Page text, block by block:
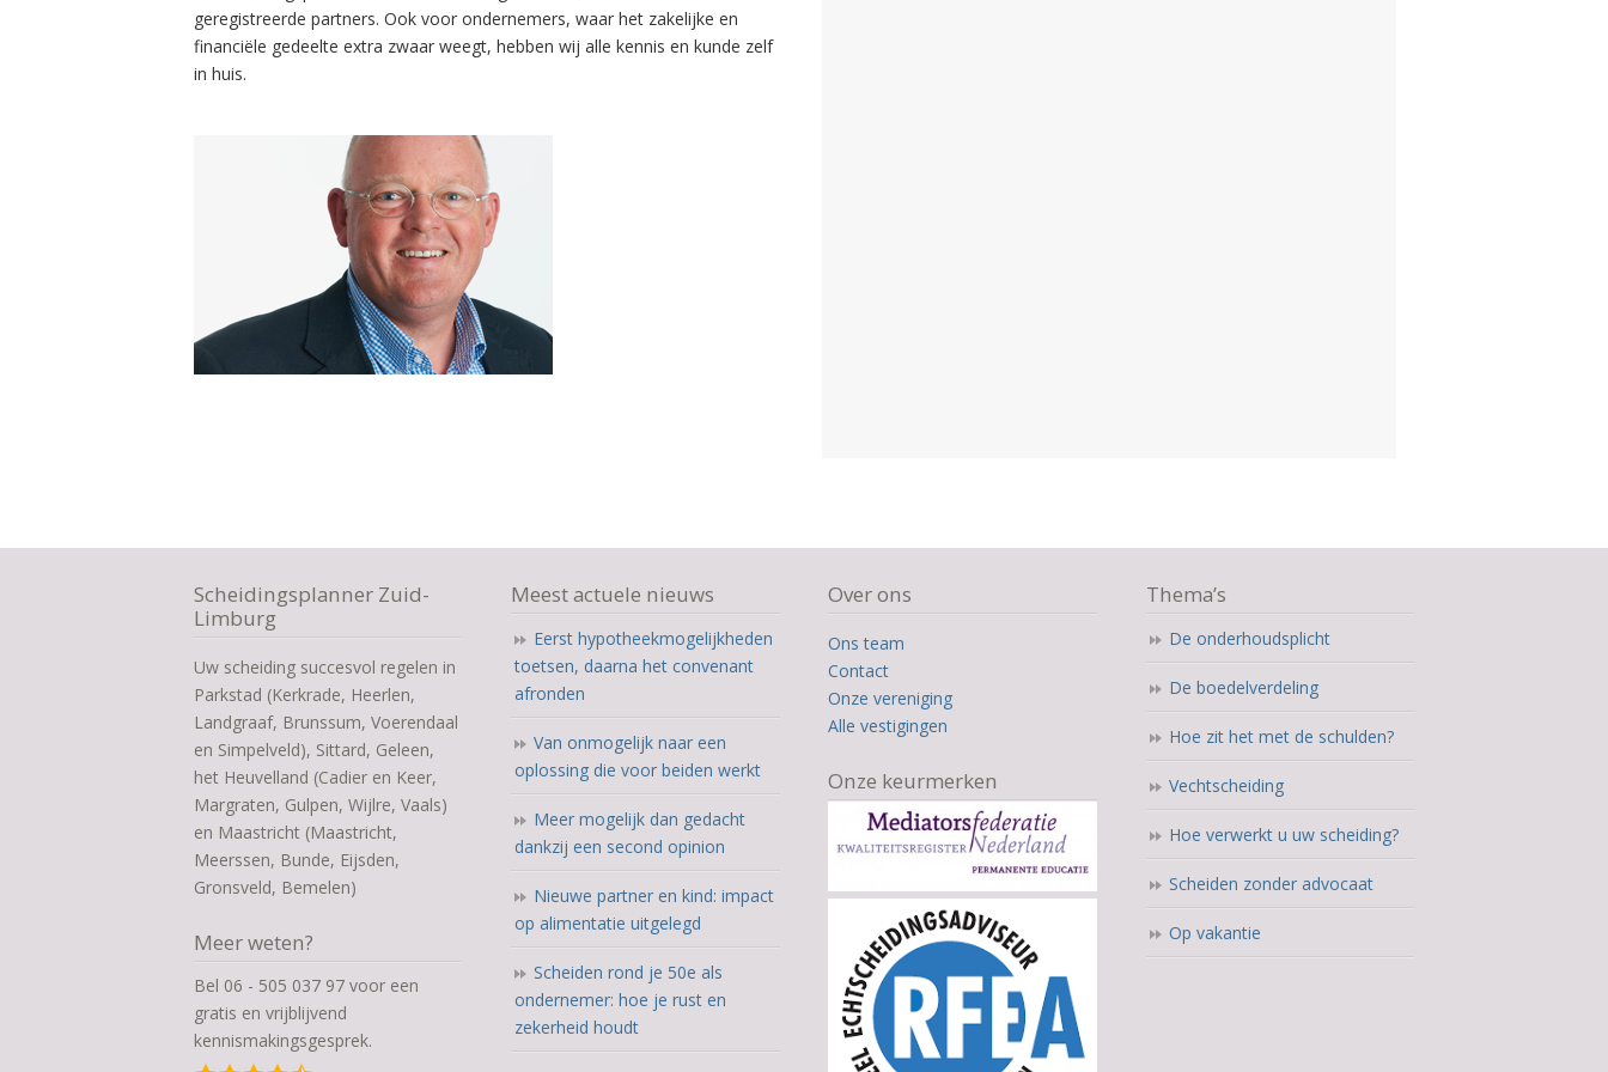
geregistreerde partners. Ook voor ondernemers, waar het zakelijke en
financiële gedeelte extra zwaar weegt, hebben wij alle kennis en kunde zelf
in huis.
Scheidingsplanner Zuid-
Limburg
Uw scheiding succesvol regelen in
Parkstad (Kerkrade, Heerlen,
Landgraaf, Brunssum, Voerendaal
en Simpelveld), Sittard, Geleen,
het Heuvelland (Cadier en Keer,
Margraten, Gulpen, Wijlre, Vaals)
en Maastricht (Maastricht,
Meerssen, Bunde, Eijsden,
Gronsveld, Bemelen)
Meer weten?
Bel 06 - 505 037 97 voor een
gratis en vrijblijvend
kennismakingsgesprek.
Meest actuele nieuws
Eerst hypotheekmogelijkheden
toetsen, daarna het convenant
afronden
Van onmogelijk naar een
oplossing die voor beiden werkt
Meer mogelijk dan gedacht
dankzij een second opinion
Nieuwe partner en kind: impact
op alimentatie uitgelegd
Scheiden rond je 50e als
ondernemer: hoe je rust en
zekerheid houdt
Over ons
Ons team
Contact
Onze vereniging
Alle vestigingen
Onze keurmerken
Thema’s
De onderhoudsplicht
De boedelverdeling
Hoe zit het met de schulden?
Vechtscheiding
Hoe verwerkt u uw scheiding?
Scheiden zonder advocaat
Op vakantie